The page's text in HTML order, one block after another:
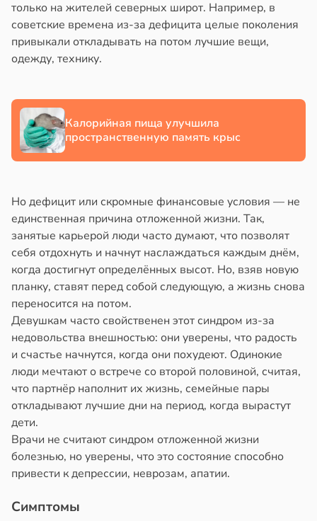
только на жителей северных широт. Например, в
советские времена из-за дефицита целые поколения
привыкали откладывать на потом лучшие вещи,
одежду, технику.
Калорийная пища улучшила
пространственную память крыс
Но дефицит или скромные финансовые условия — не
единственная причина отложенной жизни. Так,
занятые карьерой люди часто думают, что позволят
себя отдохнуть и начнут наслаждаться каждым днём,
когда достигнут определённых высот. Но, взяв новую
планку, ставят перед собой следующую, а жизнь снова
переносится на потом.
Девушкам часто свойственен этот синдром из-за
недовольства внешностью: они уверены, что радость
и счастье начнутся, когда они похудеют. Одинокие
люди мечтают о встрече со второй половиной, считая,
что партнёр наполнит их жизнь, семейные пары
откладывают лучшие дни на период, когда вырастут
дети.
Врачи не считают синдром отложенной жизни
болезнью, но уверены, что это состояние способно
привести к депрессии, неврозам, апатии.
Симптомы